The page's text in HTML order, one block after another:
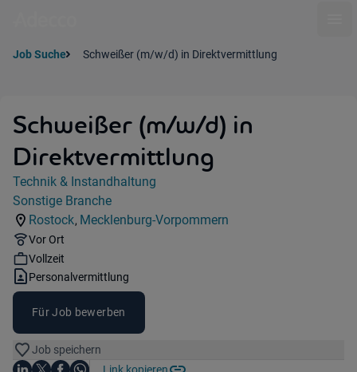
Job Suche Schweißer (m/w/d) in Direktvermittlung
Schweißer (m/w/d) in
Direktvermittlung
Jobdetails
Kategorie:
Technik & Instandhaltung
Industry:
Sonstige Branche
Standorte:
Rostock,
Region:
Mecklenburg-Vorpommern
Remote Option:
Vor Ort
Workhours:
Vollzeit
Vertragsart:
Personalvermittlung
Für Job bewerben
Job speichern
Auf LinkedIn teilen
Auf X teilen
Auf Facebook teilen